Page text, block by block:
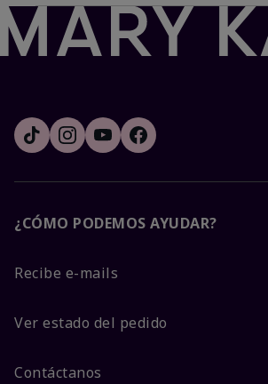
¿CÓMO PODEMOS AYUDAR?
Recibe e-mails
Ver estado del pedido
Contáctanos